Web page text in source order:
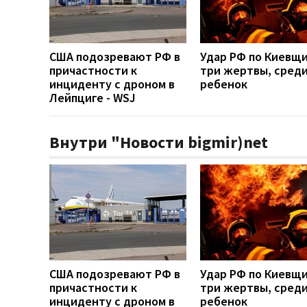
США подозревают РФ в
причастности к
инциденту с дроном в
Лейпциге - WSJ
Удар РФ по
три жертвы,
ребенок
Внутри "Новости bigmir)net
США подозревают РФ в
причастности к
инциденту с дроном в
Удар РФ по
три жертвы,
ребенок